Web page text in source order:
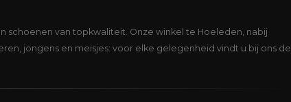
schoenen van topkwaliteit. Onze winkel te Hoeleden, nabij
jongens en meisjes: voor elke gelegenheid vindt u bij ons de